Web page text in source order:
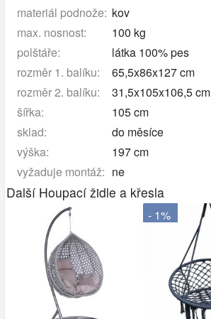
materiál podnože: kov
max. nosnost:
100 kg
polštáře:
látka 100% pes
rozměr 1. balíku:
65,5x86x127 cm
rozměr 2. balíku:
31,5x105x106,5 cm
šířka:
105 cm
sklad:
do měsíce
výška:
197 cm
vyžaduje montáž: ne
Další Houpací židle a křesla
- 1%